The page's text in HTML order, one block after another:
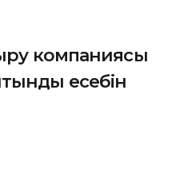
компаниясы
есебін